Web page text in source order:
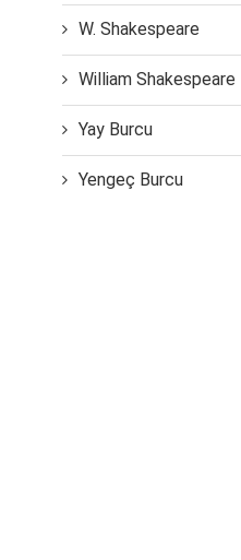
W. Shakespeare
William Shakespeare
Yay Burcu
Yengeç Burcu